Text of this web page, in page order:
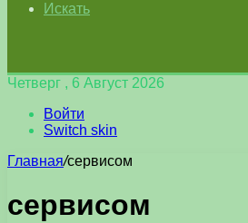
Искать
Четверг , 6 Август 2026
Войти
Switch skin
Главная/сервисом
сервисом